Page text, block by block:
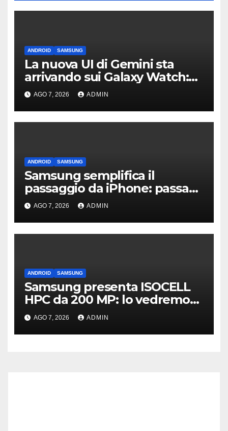
ANDROID SAMSUNG
La nuova UI di Gemini sta
arrivando sui Galaxy Watch:
primi avvistamenti
AGO 7, 2026 ADMIN
ANDROID SAMSUNG
Samsung semplifica il
passaggio da iPhone: passa
WhatsApp e c’è l’assistenza
AGO 7, 2026 ADMIN
ANDROID SAMSUNG
Samsung presenta ISOCELL
HPC da 200 MP: lo vedremo
sui Galaxy S27?
AGO 7, 2026 ADMIN